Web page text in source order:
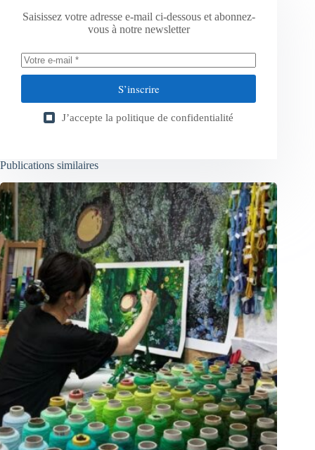
Saisissez votre adresse e-mail ci-dessous et abonnez-
vous à notre newsletter
S’inscrire
J’accepte la politique de confidentialité
Publications similaires